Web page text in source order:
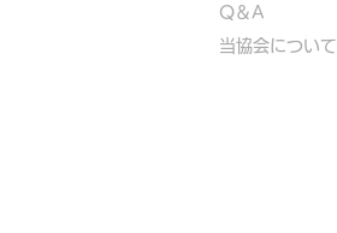
Q＆A
​当協会について